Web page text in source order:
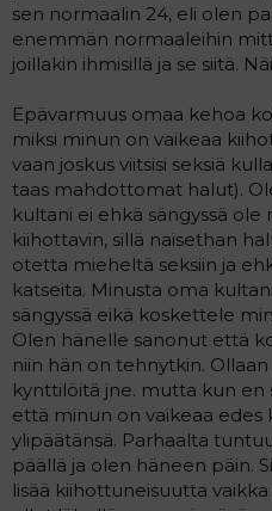
sen normaalin 24, eli olen
enemmän normaaleihin
joillakin ihmisillä ja se siitä.
Epävarmuus omaa kehoa
miksi minun on vaikeaa
vaan joskus viitsisi seksiä
taas mahdottomat halut).
kultani ei ehkä sängyssä
kiihottavin, sillä naisethan
otetta mieheltä seksiin ja
katseita. Minusta oma
sängyssä eikä koskettele
Olen hänelle sanonut että
niin hän on tehnytkin.
kynttilöitä jne. mutta kun en
että minun on vaikeaa edes
ylipäätänsä. Parhaalta
päällä ja olen häneen päin.
lisää kiihottuneisuutta